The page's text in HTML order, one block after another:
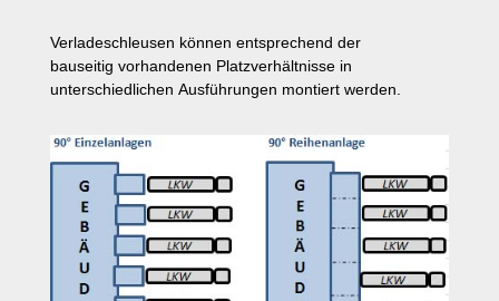
Verladeschleusen können entsprechend der
bauseitig vorhandenen Platzverhältnisse in
unterschiedlichen Ausführungen montiert werden.